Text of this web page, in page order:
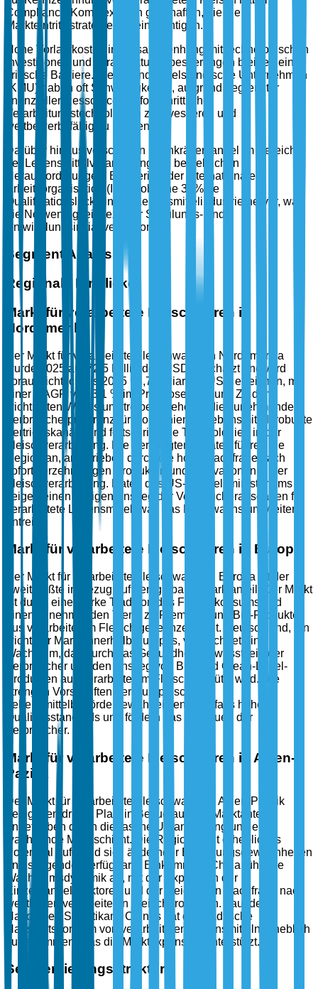
Compliance-Komplexitäten geschaffen, die die
Markteintrittsstrategien beeinträchtigen.
Hohe Vorlaufkosten im Zusammenhang mit technologischen
Investitionen und Infrastrukturverbesserungen bleiben eine
kritische Barriere. Kleine und mittelständische Unternehmen
(KMU) haben oft Schwierigkeiten, aufgrund begrenzter
finanzieller Ressourcen in fortschrittliche
Verarbeitungstechnologien zu investieren und
wettbewerbsfähig zu bleiben.
Darüber hinaus verschärfen Fachkräftemangel im Bereich
der Lebensmittelverarbeitung die betrieblichen
Herausforderungen. Ein Bericht der Internationalen
Arbeitsorganisation (ILO) hob eine 30%ige
Qualifikationslücke in der Lebensmittelindustrie hervor, was
die Notwendigkeit gezielter Schulungs- und
Entwicklungsinitiativen betont.
Segment Analysis
Regionale Einblicke
Markt für verarbeitete Fleischwaren in
Nordamerika
Der Markt für verarbeitete Fleischwaren in Nordamerika
wurde 2025 auf 72,5 Milliarden USD geschätzt und wird
voraussichtlich bis 2035 98,7 Milliarden USD erreichen, mit
einer CAGR von 3,1 % im Prognosezeitraum. Zu den
wichtigsten Wachstumstreibern gehören die zunehmende
Verbraucherpräferenz für Convenience-Lebensmittel, robuste
Vertriebskanäle und fortschrittliche Technologien in der
Fleischverarbeitung. Die Vereinigten Staaten führen die
Region an, angetrieben durch die hohe Nachfrage nach
sofort verzehrfertigen Produkten und Innovationen in der
Fleischverarbeitung. Daten des US-Handelsministeriums
zeigen einen stetigen Anstieg der Verbraucherausgaben für
verarbeitete Lebensmittel, was das Marktwachstum weiter
antreibt.
Markt für verarbeitete Fleischwaren in Europa
Der Markt für verarbeitete Fleischwaren in Europa ist der
zweitgrößte in Bezug auf den globalen Marktanteil. Der Markt
ist durch eine starke Tradition des Fleischkonsums und
einen zunehmenden Trend zu Premium- und Bio-Produkten
aus verarbeitetem Fleisch gekennzeichnet. Deutschland, ein
wichtiger Markt innerhalb Europas, verzeichnet ein
Wachstum, das durch das Gesundheitsbewusstsein der
Verbraucher und den Anstieg von Bio- und Clean-Label-
Produkten aus verarbeitetem Fleisch gestützt wird. Die
strengen Vorschriften der Europäischen
Lebensmittelbehörde gewährleisten ebenfalls hohe
Qualitätsstandards und fördern das Vertrauen der
Verbraucher.
Markt für verarbeitete Fleischwaren in Asien-
Pazifik
Der Markt für verarbeitete Fleischwaren in Asien-Pazifik
belegt den dritten Platz in Bezug auf den Marktanteil,
angetrieben durch die rasche Urbanisierung und eine
wachsende Mittelschicht. Die Region zeigt erhebliches
Potenzial aufgrund sich ändernder Ernährungsgewohnheiten
und steigender verfügbarer Einkommen. China führt die
Wachstumsdynamik an, mit der Expansion der
Einzelhandelssektoren und der steigenden Nachfrage nach
westlichen verarbeiteten Fleischprodukten. Laut dem
Nationalen Statistikamt Chinas hat der städtische
Haushaltskonsum von verarbeiteten Lebensmitteln erheblich
zugenommen, was die Marktexpansion unterstützt.
Segmentierungsstruktur